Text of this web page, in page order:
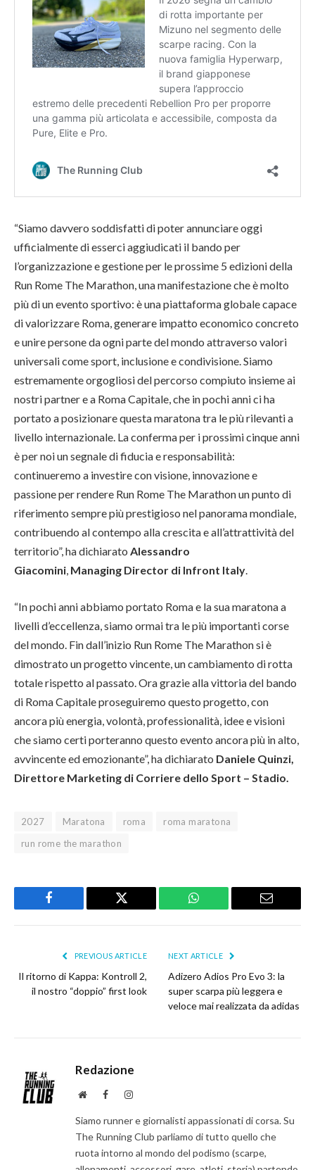
“Siamo davvero soddisfatti di poter annunciare oggi
ufficialmente di esserci aggiudicati il bando per
l’organizzazione e gestione per le prossime 5 edizioni della
Run Rome The Marathon, una manifestazione che è molto
più di un evento sportivo: è una piattaforma globale capace
di valorizzare Roma, generare impatto economico concreto
e unire persone da ogni parte del mondo attraverso valori
universali come sport, inclusione e condivisione. Siamo
estremamente orgogliosi del percorso compiuto insieme ai
nostri partner e a Roma Capitale, che in pochi anni ci ha
portato a posizionare questa maratona tra le più rilevanti a
livello internazionale. La conferma per i prossimi cinque anni
è per noi un segnale di fiducia e responsabilità:
continueremo a investire con visione, innovazione e
passione per rendere Run Rome The Marathon un punto di
riferimento sempre più prestigioso nel panorama mondiale,
contribuendo al contempo alla crescita e all’attrattività del
territorio”, ha dichiarato Alessandro
Giacomini, Managing Director di Infront Italy.
“In pochi anni abbiamo portato Roma e la sua maratona a
livelli d’eccellenza, siamo ormai tra le più importanti corse
del mondo. Fin dall’inizio Run Rome The Marathon si è
dimostrato un progetto vincente, un cambiamento di rotta
totale rispetto al passato. Ora grazie alla vittoria del bando
di Roma Capitale proseguiremo questo progetto, con
ancora più energia, volontà, professionalità, idee e visioni
che siamo certi porteranno questo evento ancora più in alto,
avvincente ed emozionante”, ha dichiarato Daniele Quinzi,
Direttore Marketing di Corriere dello Sport – Stadio.
2027 Maratona roma
roma maratona
run rome the marathon
Facebook Twitter WhatsApp Email
PREVIOUS ARTICLE
Il ritorno di Kappa: Kontroll 2,
il nostro “doppio” first look
NEXT ARTICLE
Adizero Adios Pro Evo 3: la
super scarpa più leggera e
veloce mai realizzata da adidas
Redazione
WebsiteFacebookInstagram
Siamo runner e giornalisti appassionati di corsa. Su
The Running Club parliamo di tutto quello che
ruota intorno al mondo del podismo (scarpe,